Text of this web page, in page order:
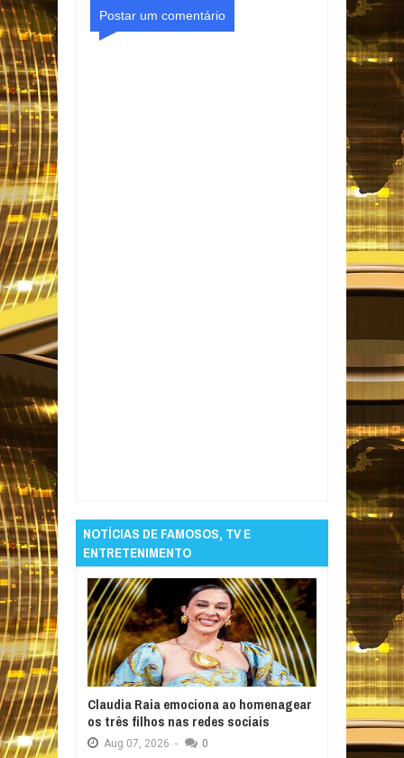
Postar um comentário
NOTÍCIAS DE FAMOSOS, TV E
ENTRETENIMENTO
Claudia Raia emociona ao homenagear
os três filhos nas redes sociais
Aug 07, 2026 - 0